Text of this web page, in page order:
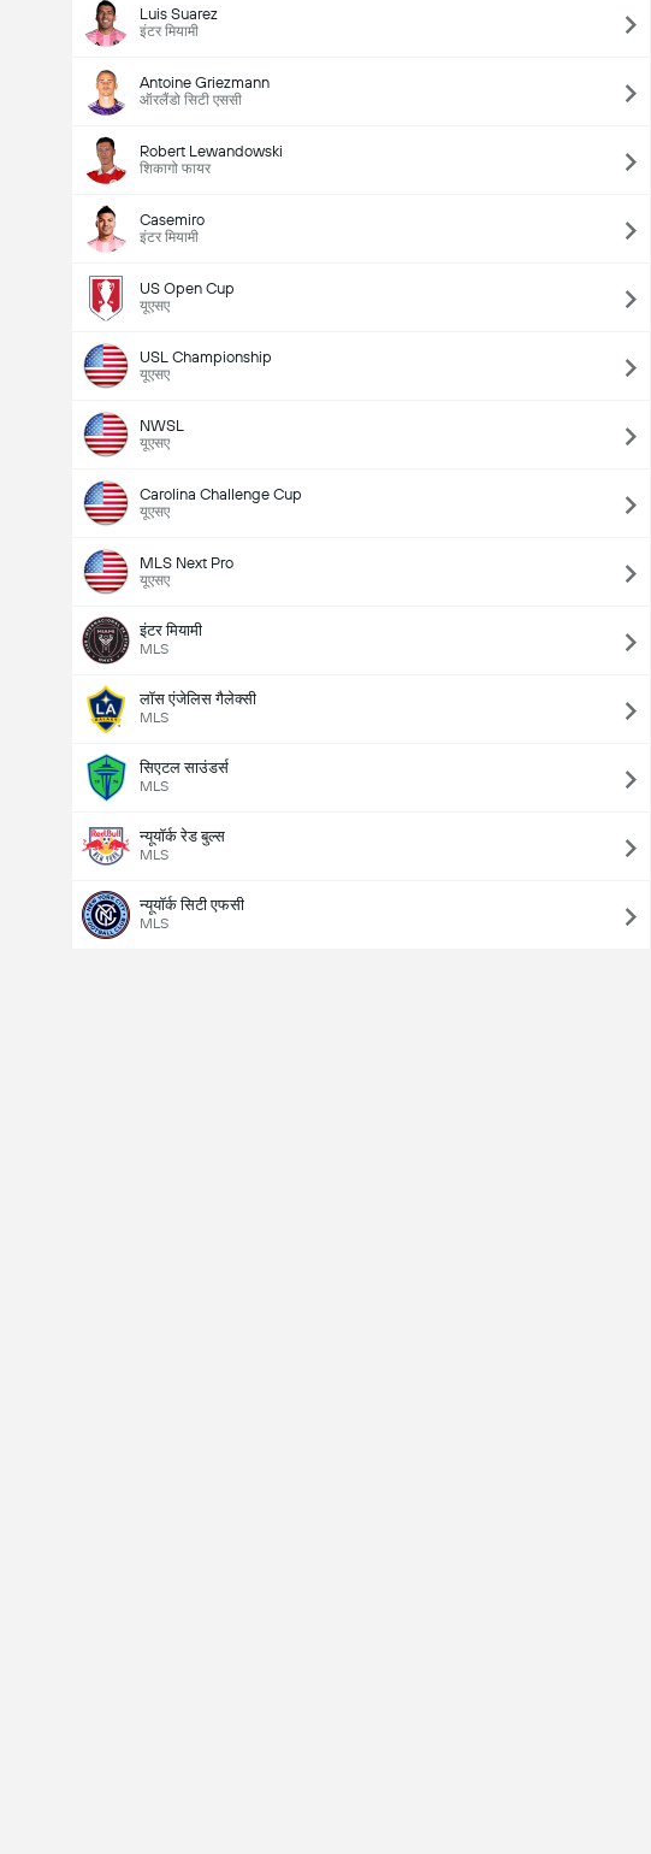
Luis Suarez
इंटर मियामी
Antoine Griezmann
ऑरलैंडो सिटी एससी
Robert Lewandowski
शिकागो फायर
Casemiro
इंटर मियामी
US Open Cup
यूएसए
USL Championship
यूएसए
NWSL
यूएसए
Carolina Challenge Cup
यूएसए
MLS Next Pro
यूएसए
इंटर मियामी
MLS
लॉस एंजेलिस गैलेक्सी
MLS
सिएटल साउंडर्स
MLS
न्यूयॉर्क रेड बुल्स
MLS
न्यूयॉर्क सिटी एफसी
MLS